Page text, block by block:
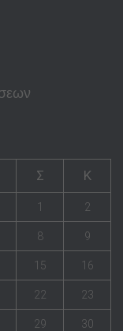
Σ Κ
1 2
8 9
15 16
22 23
29 30